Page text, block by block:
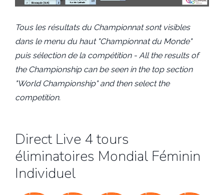
Tous les résultats du Championnat sont visibles
dans le menu du haut "Championnat du Monde"
puis sélection de la compétition - All the results of
the Championship can be seen in the top section
"World Championship" and then select the
competition.
Direct Live 4 tours
éliminatoires Mondial Féminin
Individuel